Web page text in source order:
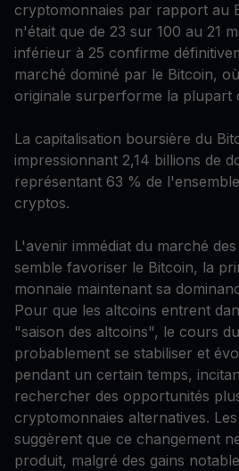
cryptomonnaies par rapport au
n'était que de 23 sur 100 au 21
inférieur à 25 confirme
marché dominé par le Bitcoin,
originale surperforme la plupart
La capitalisation boursière du
impressionnant 2,14 billions de
représentant 63 % de
cryptos.
L'avenir immédiat du marché
semble favoriser le Bitcoin, la
monnaie maintenant sa
Pour que les altcoins entrent
"saison des altcoins", le cours
probablement se stabiliser et
pendant un certain temps,
rechercher des opportunités
cryptomonnaies alternatives.
suggèrent que ce changement
produit, malgré des gains